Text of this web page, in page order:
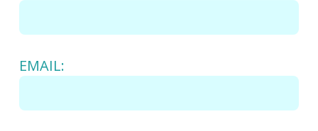
EMAIL: